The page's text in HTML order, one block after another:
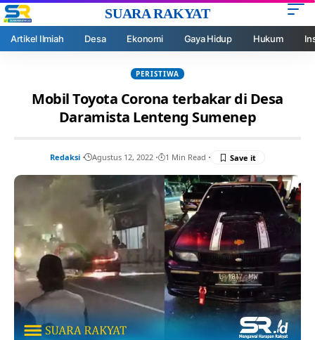
SUARA RAKYAT
Artikel Ilmiah Desa Ekonomi Gaya Hidup Hukum
PERISTIWA
Mobil Toyota Corona terbakar di Desa
Daramista Lenteng Sumenep
Redaksi Agustus 12, 2022 1 Min Read